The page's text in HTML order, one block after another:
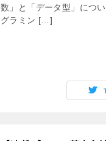
数」と「データ型」につ
グラミン […]